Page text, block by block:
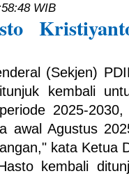
WIB
(Sekjen)
kembali
2025-
awal Agustus
kata Ketua
kembali